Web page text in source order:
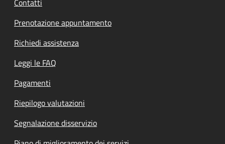
Prenotazione appuntamento
Richiedi assistenza
Leggi le FAQ
Pagamenti
Riepilogo valutazioni
Segnalazione disservizio